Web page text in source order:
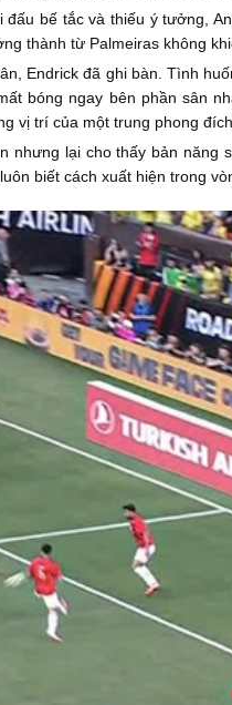
đấu bế tắc và thiếu ý tưởng,
thành từ Palmeiras không
Endrick đã ghi bàn. Tình
bóng ngay bên phần sân
vị trí của một trung phong
nhưng lại cho thấy bản năng
biết cách xuất hiện trong